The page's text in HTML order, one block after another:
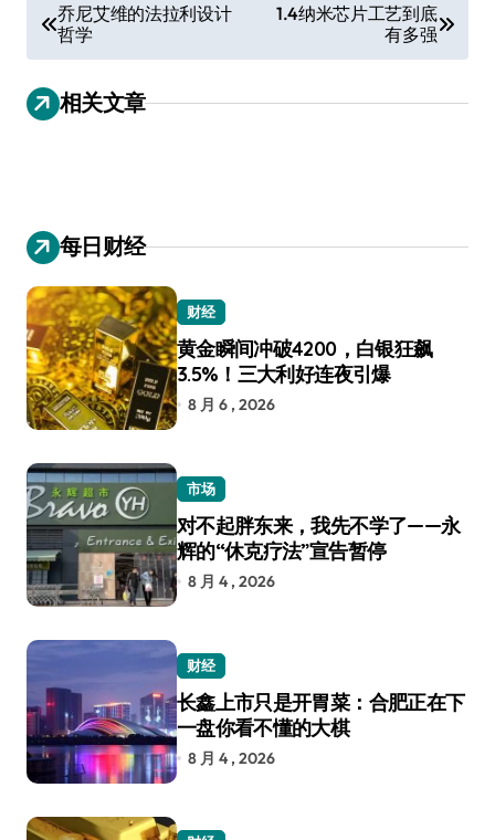
章
导
航
乔尼艾维的法拉利设计
哲学
1.4纳米芯片工艺到底
有多强
相关文章
每日财经
财经
黄金瞬间冲破4200，白银狂飙
3.5%！三大利好连夜引爆
8 月 6 , 2026
市场
对不起胖东来，我先不学了——永
辉的“休克疗法”宣告暂停
8 月 4 , 2026
财经
长鑫上市只是开胃菜：合肥正在下
一盘你看不懂的大棋
8 月 4 , 2026